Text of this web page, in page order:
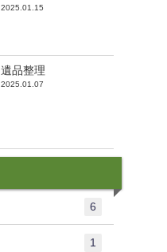
2025.01.15
遺品整理
2025.01.07
6
1